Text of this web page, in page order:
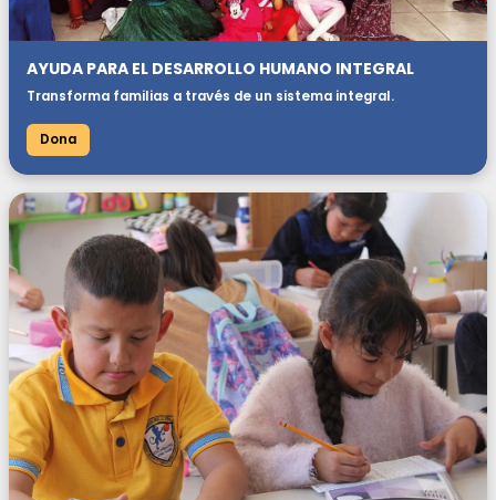
AYUDA PARA EL DESARROLLO HUMANO INTEGRAL
Transforma familias a través de un sistema integral.
Dona